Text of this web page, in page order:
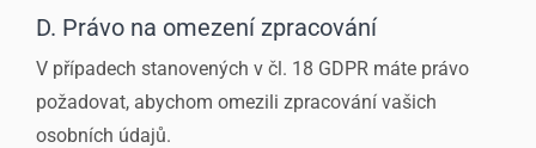
D. Právo na omezení zpracování
V případech stanovených v čl. 18 GDPR máte právo
požadovat, abychom omezili zpracování vašich
osobních údajů.